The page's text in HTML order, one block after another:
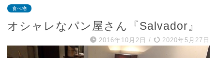
食べ物
オシャレなパン屋さん『Salvador』
2016年10月2日 / 2020年5月27日